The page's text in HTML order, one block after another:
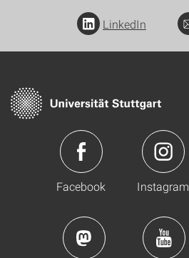
LinkedIn
Facebook Instagram